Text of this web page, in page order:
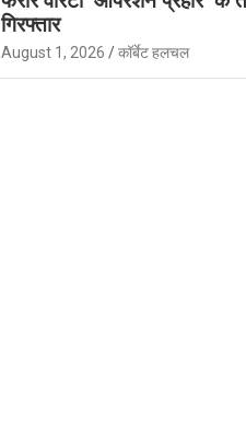
गिरफ्तार
August 1, 2026 कॉर्बेट हलचल